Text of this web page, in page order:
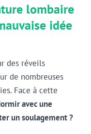
lombaire
idée
des réveils
de nombreuses
Face à cette
avec une
un soulagement ?